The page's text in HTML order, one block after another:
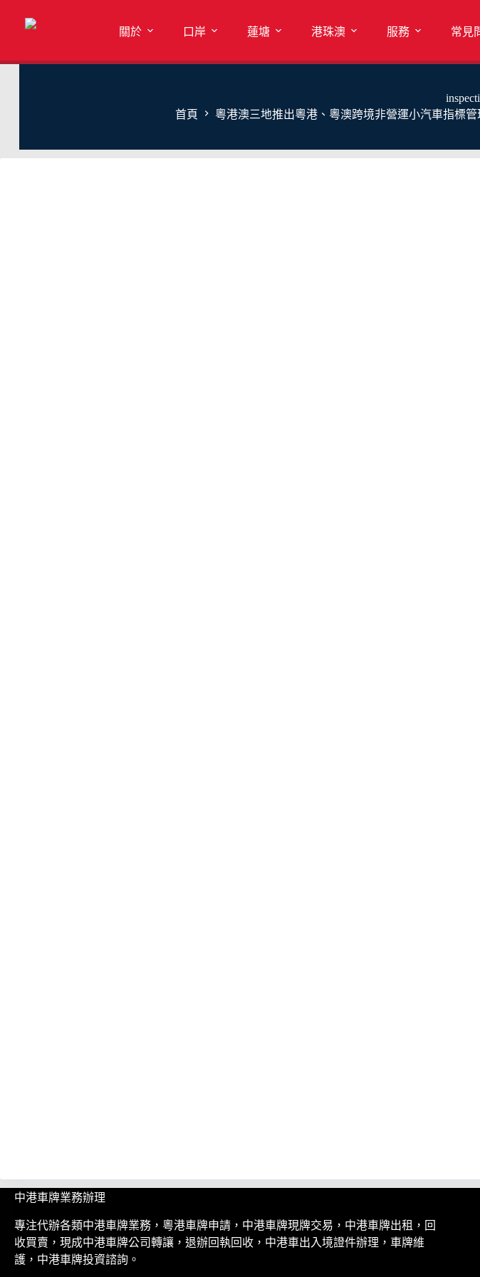
關於 口岸 蓮塘 港珠澳 服務 常見
首頁
粵港澳三地推出粵港、粵澳跨境非營運小汽車指標管
中港車牌業務辦理
專注代辦各類中港車牌業務，粵港車牌申請，中港車牌現牌交易，中港車牌出租，回
收買賣，現成中港車牌公司轉讓，退辦回執回收，中港車出入境證件辦理，車牌維
護，中港車牌投資諮詢。